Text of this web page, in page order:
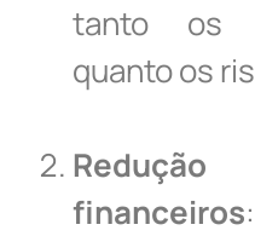
tanto os
quanto os
financeiros